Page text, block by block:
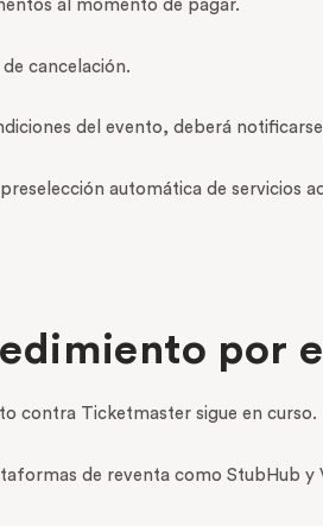
al momento de pagar.
cancelación.
del evento, deberá
automática de servicios
por
contra Ticketmaster sigue en curso.
de reventa como StubHub